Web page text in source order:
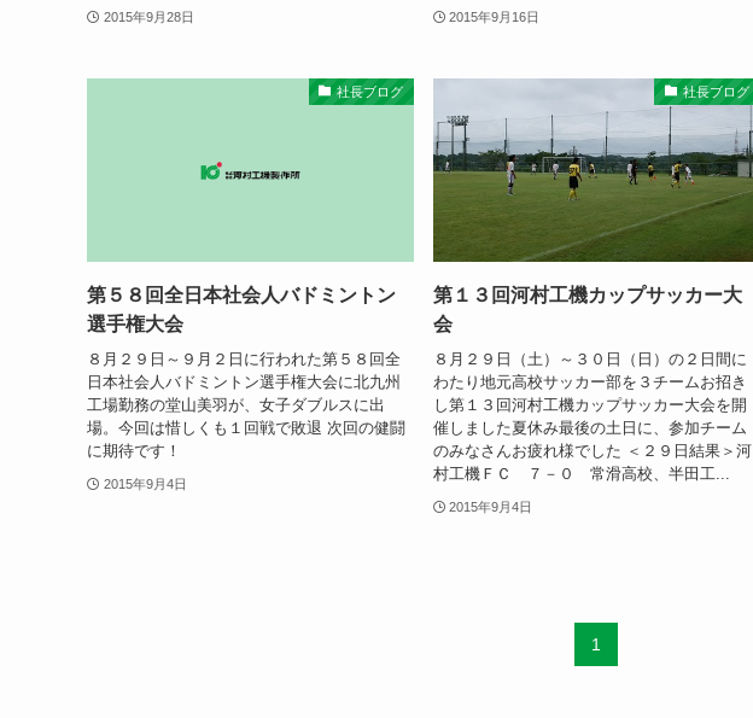
2015年9月28日 2015年9月16日
社長ブログ
第５８回全日本社会人バドミントン
選手権大会
８月２９日～９月２日に行われた第５８回全
日本社会人バドミントン選手権大会に北九州
工場勤務の堂山美羽が、女子ダブルスに出
場。今回は惜しくも１回戦で敗退 次回の健闘
に期待です！
2015年9月4日
社長ブログ
第１３回河村工機カップサッカー大
会
８月２９日（土）～３０日（日）の２日間に
わたり地元高校サッカー部を３チームお招き
し第１３回河村工機カップサッカー大会を開
催しました夏休み最後の土日に、参加チーム
のみなさんお疲れ様でした ＜２９日結果＞河
村工機ＦＣ ７－０ 常滑高校、半田工...
2015年9月4日
1